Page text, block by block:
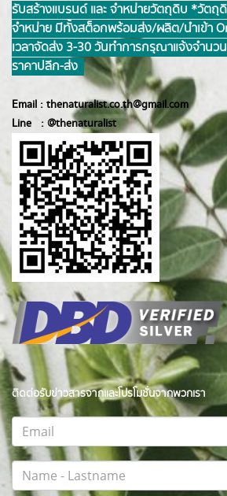
รับสร้างแบรนด์ และ จำหน่ายวัตถุดิบ *วัตถุ
จำหน่าย มีทั้งสต็อกพร้อมส่ง/ผลิต/นำเข้า
เวลาจัดส่ง 3-30 วันทำการ กรุณาแจ้งจำนว
ราคาปลีก-ส่ง
Email : thenaturalist.co.th@gmail.com
Line : @thenaturalist
ติดต่อรับข่าวสารจากและโปรโมชั่นจากพวกเรา